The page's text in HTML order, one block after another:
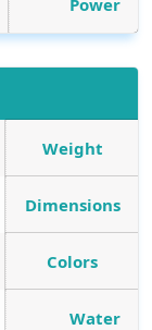
Power
Weight
Dimensions
Colors
Water